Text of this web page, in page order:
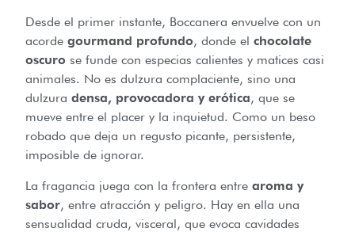
Desde el primer instante, Boccanera envuelve con un
acorde gourmand profundo, donde el chocolate
oscuro se funde con especias calientes y matices casi
animales. No es dulzura complaciente, sino una
dulzura densa, provocadora y erótica, que se
mueve entre el placer y la inquietud. Como un beso
robado que deja un regusto picante, persistente,
imposible de ignorar.
La fragancia juega con la frontera entre aroma y
sabor, entre atracción y peligro. Hay en ella una
sensualidad cruda, visceral, que evoca cavidades